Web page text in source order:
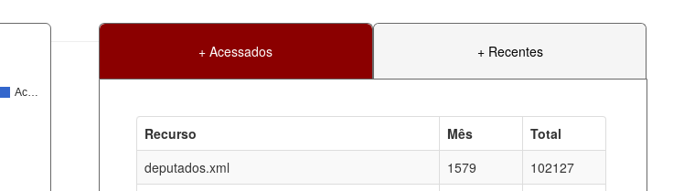
Ac…
+ Acessados + Recentes
Recurso Mês
Total
deputados.xml
1579
102127